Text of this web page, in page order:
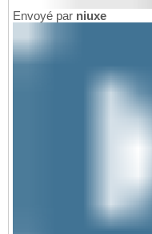
Envoyé par niuxe